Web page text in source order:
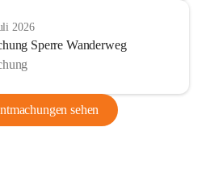
2026
Sperre Wanderweg
sehen